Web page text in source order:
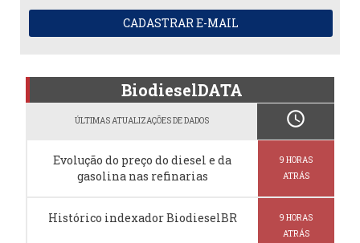
CADASTRAR E-MAIL
BiodieselDATA
ÚLTIMAS ATUALIZAÇÕES DE DADOS schedule
Evolução do preço do diesel e da
gasolina nas refinarias
9 HORAS
ATRÁS
Histórico indexador BiodieselBR
9 HORAS
ATRÁS